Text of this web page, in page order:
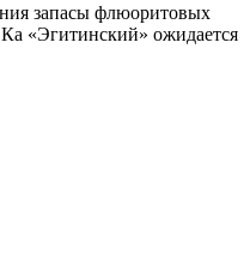
запасы флюоритовых
«Эгитинский» ожидается